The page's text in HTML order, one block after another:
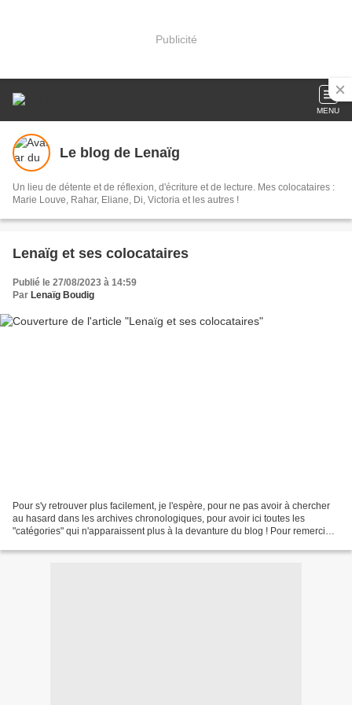
Publicité
MENU
Le blog de Lenaïg
Un lieu de détente et de réflexion, d'écriture et de lecture. Mes colocataires :
Marie Louve, Rahar, Eliane, Di, Victoria et les autres !
Lenaïg et ses colocataires
Publié le 27/08/2023 à 14:59
Par Lenaïg Boudig
Pour s'y retrouver plus facilement, je l'espère, pour ne pas avoir à chercher
au hasard dans les archives chronologiques, pour avoir ici toutes les
"catégories" qui n'apparaissent plus à la devanture du blog ! Pour remercier